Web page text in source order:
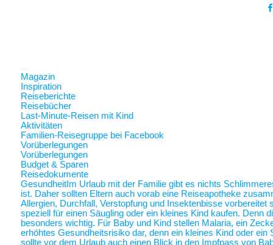
Magazin
Inspiration
Reiseberichte
Reisebücher
Last-Minute-Reisen mit Kind
Aktivitäten
Familien-Reisegruppe bei Facebook
Vorüberlegungen
Vorüberlegungen
Budget & Sparen
Reisedokumente
Gesundheit Im Urlaub mit der Familie gibt es nichts
ist. Daher sollten Eltern auch vorab eine Reiseapotheke
Allergien, Durchfall, Verstopfung und Insektenbisse
speziell für einen Säugling oder ein kleines Kind kaufen. Denn
besonders wichtig. Für Baby und Kind stellen Malaria, ein
erhöhtes Gesundheitsrisiko dar, denn ein kleines Kind oder
sollte vor dem Urlaub auch einen Blick in den Impfpass von